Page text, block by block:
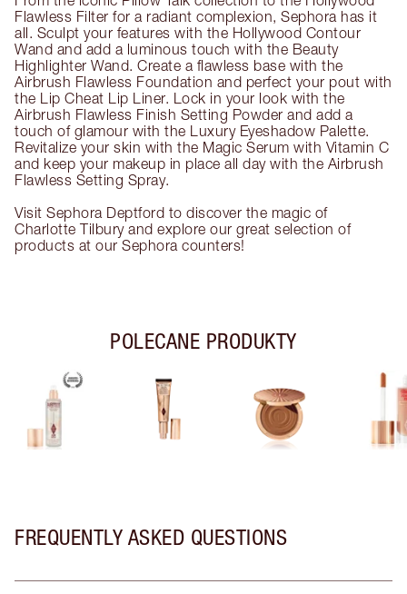
Flawless Filter for a radiant complexion, Sephora has it
all. Sculpt your features with the Hollywood Contour
Wand and add a luminous touch with the Beauty
Highlighter Wand. Create a flawless base with the
Airbrush Flawless Foundation and perfect your pout with
the Lip Cheat Lip Liner. Lock in your look with the
Airbrush Flawless Finish Setting Powder and add a
touch of glamour with the Luxury Eyeshadow Palette.
Revitalize your skin with the Magic Serum with Vitamin C
and keep your makeup in place all day with the Airbrush
Flawless Setting Spray.
Visit Sephora Deptford to discover the magic of
Charlotte Tilbury and explore our great selection of
products at our Sephora counters!
POLECANE PRODUKTY
FREQUENTLY ASKED QUESTIONS